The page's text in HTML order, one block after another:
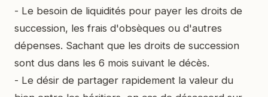
- Le besoin de liquidités pour payer les droits de
succession, les frais d'obsèques ou d'autres
dépenses. Sachant que les droits de succession
sont dus dans les 6 mois suivant le décès.
- Le désir de partager rapidement la valeur du